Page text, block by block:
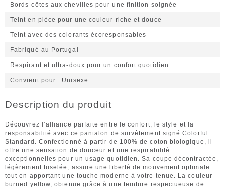
Bords-côtes aux chevilles pour une finition soignée
Teint en pièce pour une couleur riche et douce
Teint avec des colorants écoresponsables
Fabriqué au Portugal
Respirant et ultra-doux pour un confort quotidien
Convient pour Unisexe
Description du produit
Découvrez l’alliance parfaite entre le confort, le style et la
responsabilité avec ce pantalon de survêtement signé Colorful
Standard. Confectionné à partir de 100% de coton biologique, il
offre une sensation de douceur et une respirabilité
exceptionnelles pour un usage quotidien. Sa coupe décontractée,
légèrement fuselée, assure une liberté de mouvement optimale
tout en apportant une touche moderne à votre tenue. La couleur
burned yellow, obtenue grâce à une teinture respectueuse de